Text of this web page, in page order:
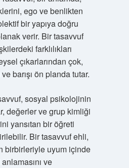
ego ve benlikten
bir yapıya doğru
verir. Bir tasavvuf
farklılıkları
çıkarlarından çok,
barışı ön planda tutar.
sosyal psikolojinin
değerler ve grup kimliği
yansıtan bir öğreti
Bir tasavvuf ehli,
birbirleriyle uyum içinde
ve